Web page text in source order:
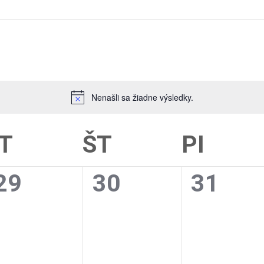
Nenašli sa žiadne výsledky.
ŠT PI
0
30
0
31